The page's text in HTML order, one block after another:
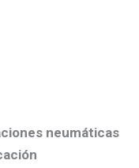
neumáticas